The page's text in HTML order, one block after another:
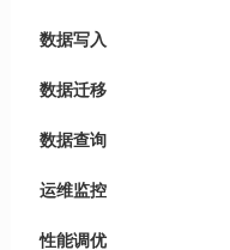
数据写入
数据迁移
数据查询
运维监控
性能调优